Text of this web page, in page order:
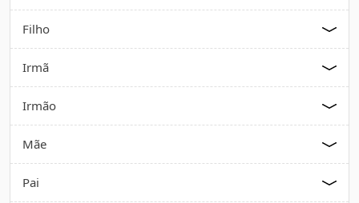
Filho
Irmã
Irmão
Mãe
Pai